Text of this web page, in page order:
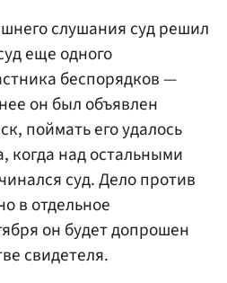
слушания суд решил
еще одного
беспорядков —
он был объявлен
поймать его удалось
когда над остальными
суд. Дело против
в отдельное
он будет допрошен
свидетеля.